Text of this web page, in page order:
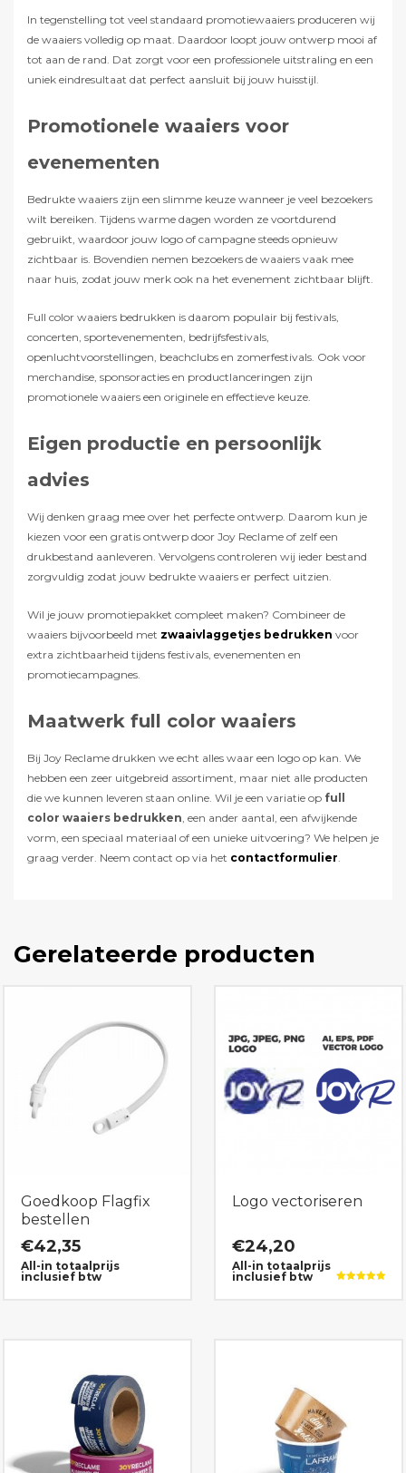
In tegenstelling tot veel standaard promotiewaaiers produceren wij
de waaiers volledig op maat. Daardoor loopt jouw ontwerp mooi af
tot aan de rand. Dat zorgt voor een professionele uitstraling en een
uniek eindresultaat dat perfect aansluit bij jouw huisstijl.
Promotionele waaiers voor
evenementen
Bedrukte waaiers zijn een slimme keuze wanneer je veel bezoekers
wilt bereiken. Tijdens warme dagen worden ze voortdurend
gebruikt, waardoor jouw logo of campagne steeds opnieuw
zichtbaar is. Bovendien nemen bezoekers de waaiers vaak mee
naar huis, zodat jouw merk ook na het evenement zichtbaar blijft.
Full color waaiers bedrukken is daarom populair bij festivals,
concerten, sportevenementen, bedrijfsfestivals,
openluchtvoorstellingen, beachclubs en zomerfestivals. Ook voor
merchandise, sponsoracties en productlanceringen zijn
promotionele waaiers een originele en effectieve keuze.
Eigen productie en persoonlijk
advies
Wij denken graag mee over het perfecte ontwerp. Daarom kun je
kiezen voor een gratis ontwerp door Joy Reclame of zelf een
drukbestand aanleveren. Vervolgens controleren wij ieder bestand
zorgvuldig zodat jouw bedrukte waaiers er perfect uitzien.
Wil je jouw promotiepakket compleet maken? Combineer de
waaiers bijvoorbeeld met zwaaivlaggetjes bedrukken voor
extra zichtbaarheid tijdens festivals, evenementen en
promotiecampagnes.
Maatwerk full color waaiers
Bij Joy Reclame drukken we echt alles waar een logo op kan. We
hebben een zeer uitgebreid assortiment, maar niet alle producten
die we kunnen leveren staan online. Wil je een variatie op full
color waaiers bedrukken, een ander aantal, een afwijkende
vorm, een speciaal materiaal of een unieke uitvoering? We helpen je
graag verder. Neem contact op via het contactformulier.
Gerelateerde producten
Goedkoop Flagfix
bestellen
€42,35
All-in totaalprijs
inclusief btw
Logo vectoriseren
€24,20
All-in totaalprijs
inclusief btw